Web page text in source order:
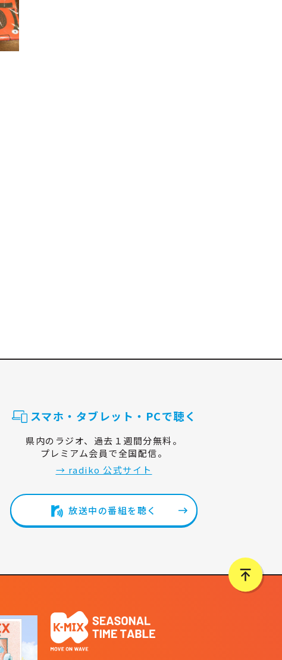
スマホ・タブレット・PCで聴く
県内のラジオ、過去１週間分無料。
プレミアム会員で全国配信。
→ radiko 公式サイト
放送中の番組を聴く